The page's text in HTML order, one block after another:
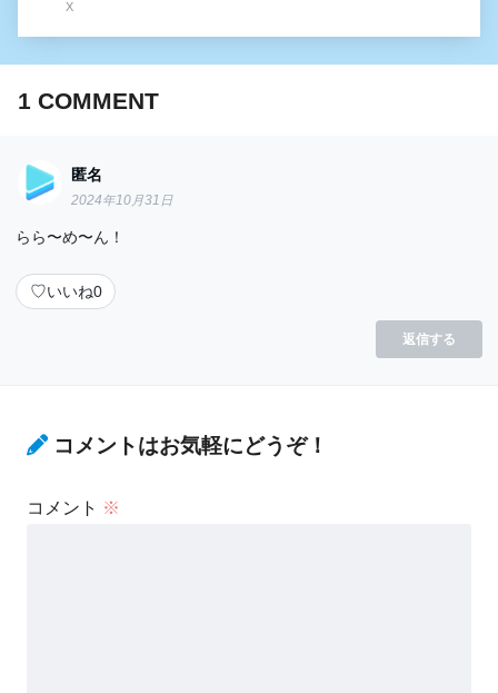
X
1 COMMENT
匿名
2024年10月31日
らら〜め〜ん！
♡いいね0
返信する
コメントはお気軽にどうぞ！
コメント ※